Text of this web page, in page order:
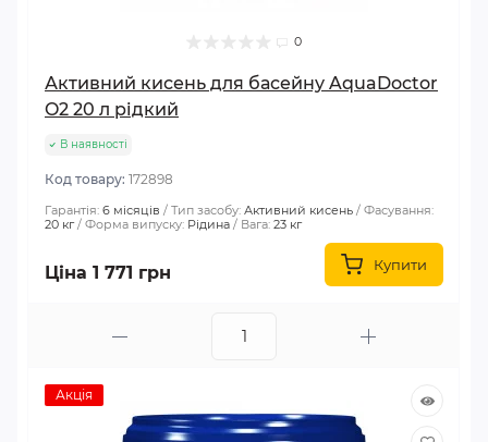
0
Активний кисень для басейну AquaDoctor
O2 20 л рідкий
В наявності
Код товару: 172898
Гарантія: 6 місяців Тип засобу: Активний кисень
Фасування:
20 кг
Форма випуску: Рідина Вага: 23 кг
Ціна 1 771 грн Купити
Акція